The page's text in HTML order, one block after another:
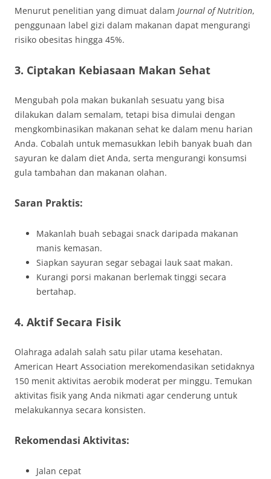
Menurut penelitian yang dimuat dalam Journal of Nutrition,
penggunaan label gizi dalam makanan dapat mengurangi
risiko obesitas hingga 45%.
3. Ciptakan Kebiasaan Makan Sehat
Mengubah pola makan bukanlah sesuatu yang bisa
dilakukan dalam semalam, tetapi bisa dimulai dengan
mengkombinasikan makanan sehat ke dalam menu harian
Anda. Cobalah untuk memasukkan lebih banyak buah dan
sayuran ke dalam diet Anda, serta mengurangi konsumsi
gula tambahan dan makanan olahan.
Saran Praktis:
Makanlah buah sebagai snack daripada makanan
manis kemasan.
Siapkan sayuran segar sebagai lauk saat makan.
Kurangi porsi makanan berlemak tinggi secara
bertahap.
4. Aktif Secara Fisik
Olahraga adalah salah satu pilar utama kesehatan.
American Heart Association merekomendasikan setidaknya
150 menit aktivitas aerobik moderat per minggu. Temukan
aktivitas fisik yang Anda nikmati agar cenderung untuk
melakukannya secara konsisten.
Rekomendasi Aktivitas:
Jalan cepat